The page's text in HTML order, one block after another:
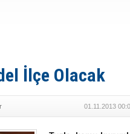
İlçe Olacak
01.11.2013